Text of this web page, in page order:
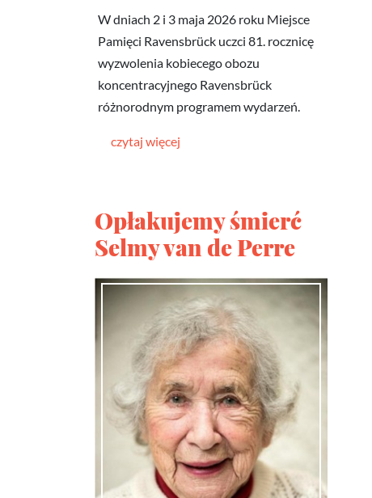
W dniach 2 i 3 maja 2026 roku Miejsce
Pamięci Ravensbrück uczci 81. rocznicę
wyzwolenia kobiecego obozu
koncentracyjnego Ravensbrück
różnorodnym programem wydarzeń.
czytaj więcej
Opłakujemy śmierć
Selmy van de Perre